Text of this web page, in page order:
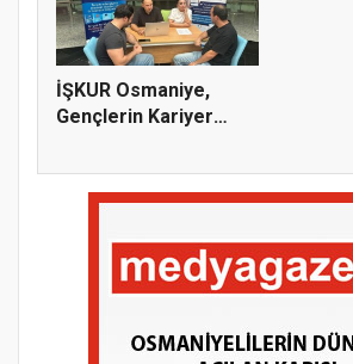
İŞKUR Osmaniye,
Gençlerin Kariyer